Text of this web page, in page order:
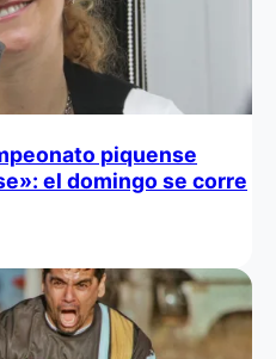
piquense
el domingo se corre